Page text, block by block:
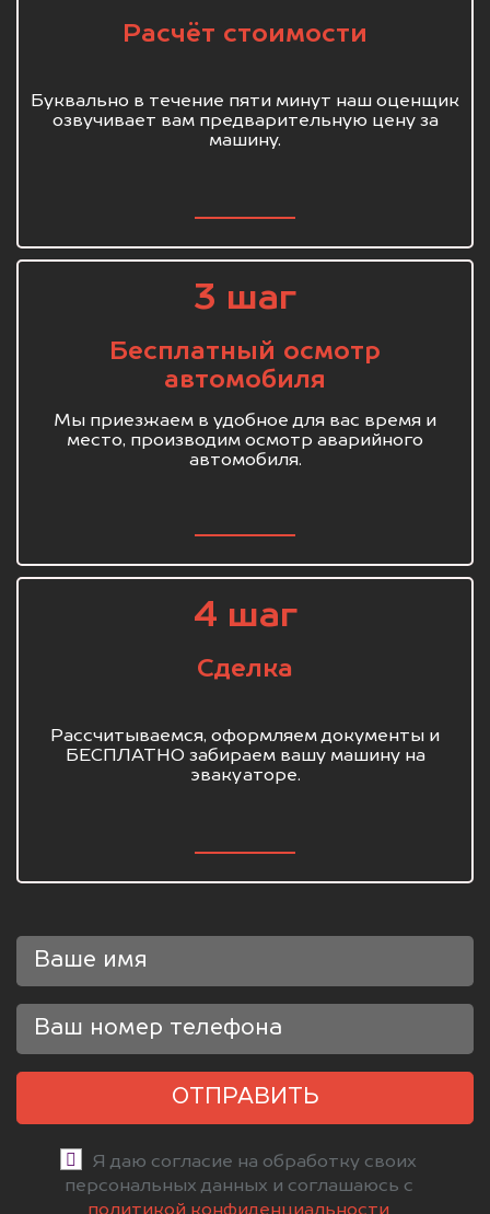
Расчёт стоимости
Буквально в течение пяти минут наш оценщик
озвучивает вам предварительную цену за
машину.
3 шаг
Бесплатный осмотр
автомобиля
Мы приезжаем в удобное для вас время и
место, производим осмотр аварийного
автомобиля.
4 шаг
Сделка
Рассчитываемся, оформляем документы и
БЕСПЛАТНО забираем вашу машину на
эвакуаторе.
ОТПРАВИТЬ
Я даю согласие на обработку своих
персональных данных и соглашаюсь с